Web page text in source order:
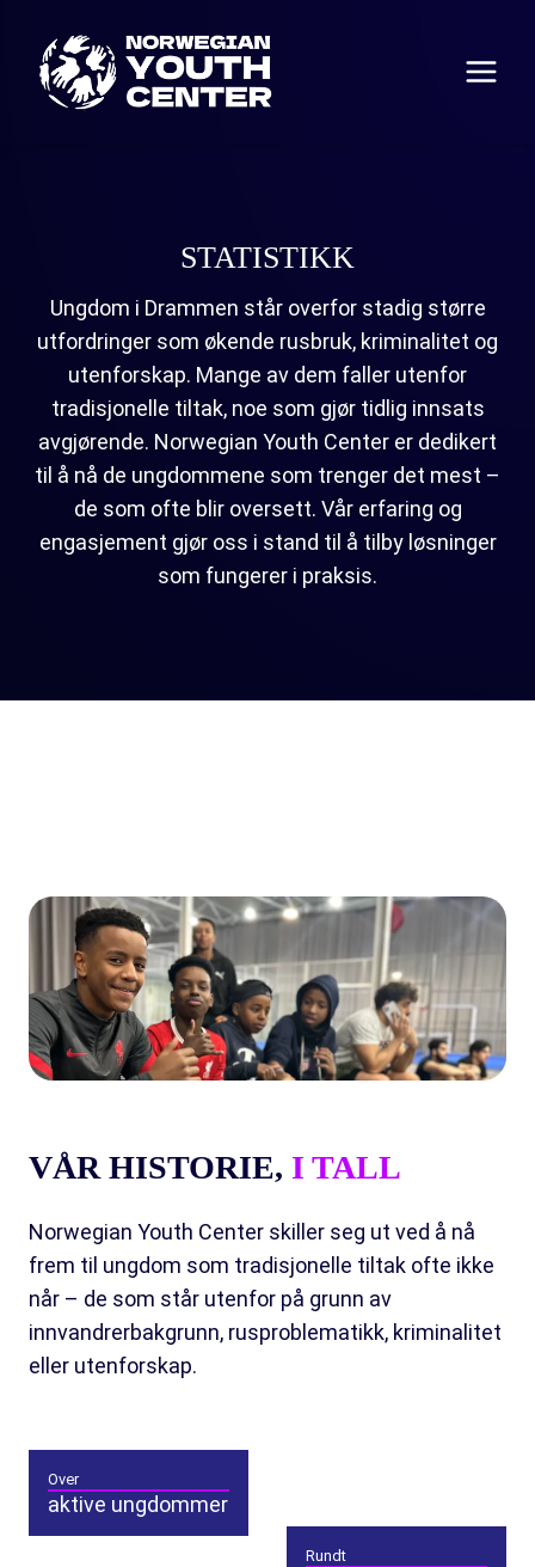
content
STATISTIKK
Ungdom i Drammen står overfor stadig større
utfordringer som økende rusbruk, kriminalitet og
utenforskap. Mange av dem faller utenfor
tradisjonelle tiltak, noe som gjør tidlig innsats
avgjørende. Norwegian Youth Center er dedikert
til å nå de ungdommene som trenger det mest –
de som ofte blir oversett. Vår erfaring og
engasjement gjør oss i stand til å tilby løsninger
som fungerer i praksis.
VÅR HISTORIE, I TALL
Norwegian Youth Center skiller seg ut ved å nå
frem til ungdom som tradisjonelle tiltak ofte ikke
når – de som står utenfor på grunn av
innvandrerbakgrunn, rusproblematikk, kriminalitet
eller utenforskap.
Over
aktive ungdommer
Rundt